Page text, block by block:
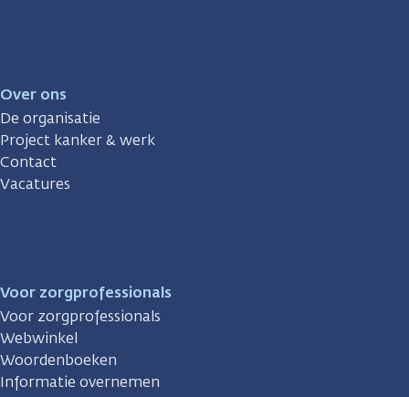
Over ons
De organisatie
Project kanker & werk
Contact
Vacatures
Voor zorgprofessionals
Voor zorgprofessionals
Webwinkel
Woordenboeken
Informatie overnemen